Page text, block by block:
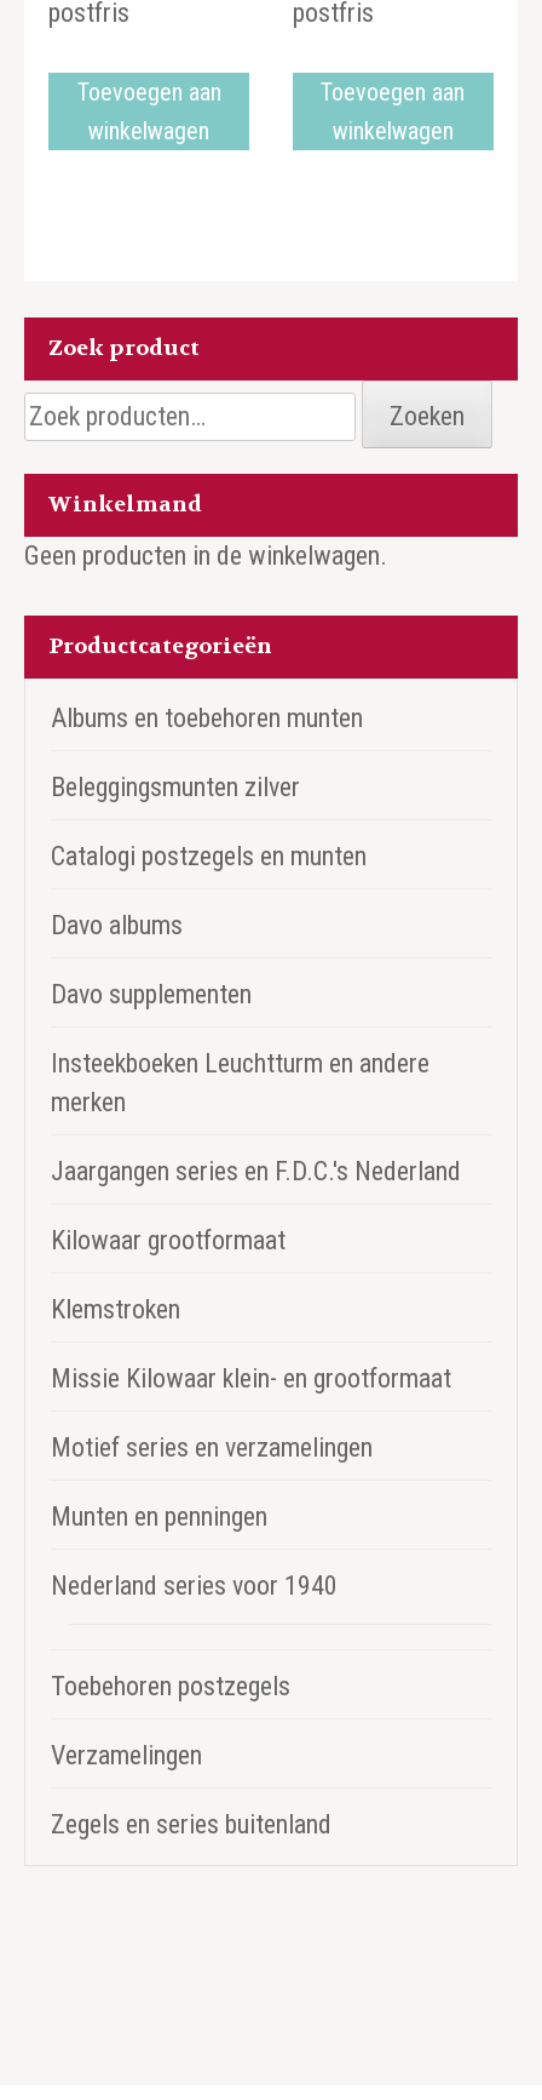
postfris
Toevoegen aan
winkelwagen
postfris
Toevoegen aan
winkelwagen
Zoek product
Zoeken
naar:
Zoeken
Winkelmand
Geen producten in de winkelwagen.
Productcategorieën
Albums en toebehoren munten
Beleggingsmunten zilver
Catalogi postzegels en munten
Davo albums
Davo supplementen
Insteekboeken Leuchtturm en andere
merken
Jaargangen series en F.D.C.'s Nederland
Kilowaar grootformaat
Klemstroken
Missie Kilowaar klein- en grootformaat
Motief series en verzamelingen
Munten en penningen
Nederland series voor 1940
Toebehoren postzegels
Verzamelingen
Zegels en series buitenland